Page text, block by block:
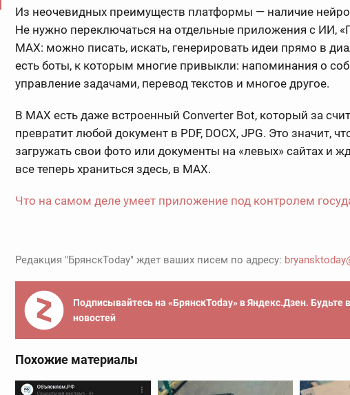
Из неочевидных преимуществ платформы — наличие
Не нужно переключаться на отдельные приложения с ИИ,
МАХ: можно писать, искать, генерировать идеи прямо в
есть боты, к которым многие привыкли: напоминания о
управление задачами, перевод текстов и многое другое.
В МАХ есть даже встроенный Converter Bot, который за
превратит любой документ в PDF, DOCX, JPG. Это значит,
загружать свои фото или документы на «левых» сайтах и
все теперь храниться здесь, в MAX.
Что на самом деле умеет приложение под контролем
Редакция "БрянскToday" ждет ваших писем по адресу:
Подписывайтесь на «БрянскToday» в Яндекс.Дзен. Будьте
новостей
Похожие материалы